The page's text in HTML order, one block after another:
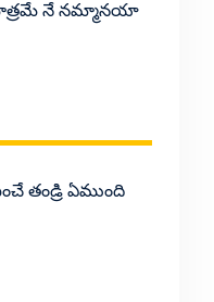
నే నమ్మానయా
తండ్రి ఏముంది